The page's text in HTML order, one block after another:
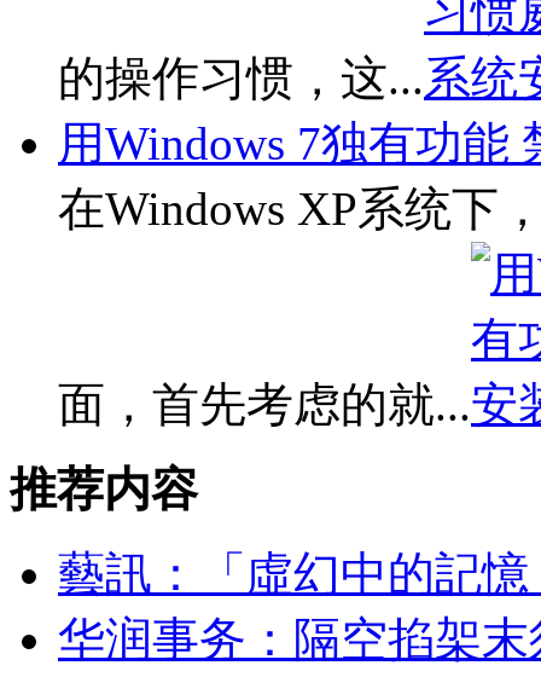
的操作习惯，这...
用Windows 7独有功能
在Windows XP系统下
面，首先考虑的就...
推荐内容
藝訊：「虛幻中的記
华润事务：隔空掐架